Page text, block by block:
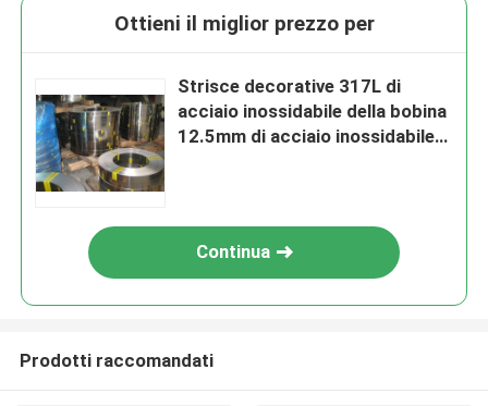
Ottieni il miglior prezzo per
Strisce decorative 317L di
acciaio inossidabile della bobina
12.5mm di acciaio inossidabile
Continua
Prodotti raccomandati